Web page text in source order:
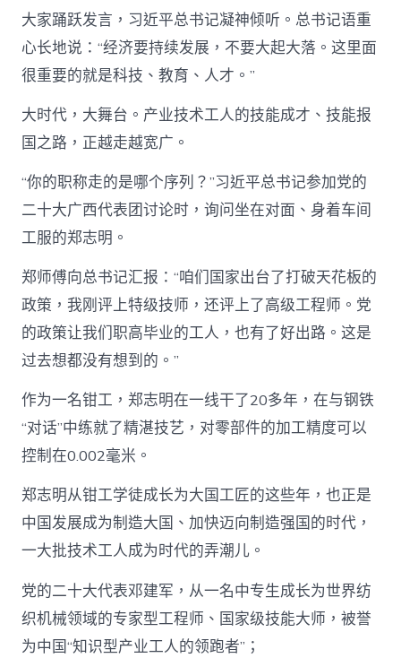
大家踊跃发言，习近平总书记凝神倾听。总书记语重
心长地说：“经济要持续发展，不要大起大落。这里面
很重要的就是科技、教育、人才。”
大时代，大舞台。产业技术工人的技能成才、技能报
国之路，正越走越宽广。
“你的职称走的是哪个序列？”习近平总书记参加党的
二十大广西代表团讨论时，询问坐在对面、身着车间
工服的郑志明。
郑师傅向总书记汇报：“咱们国家出台了打破天花板的
政策，我刚评上特级技师，还评上了高级工程师。党
的政策让我们职高毕业的工人，也有了好出路。这是
过去想都没有想到的。”
作为一名钳工，郑志明在一线干了20多年，在与钢铁
“对话”中练就了精湛技艺，对零部件的加工精度可以
控制在0.002毫米。
郑志明从钳工学徒成长为大国工匠的这些年，也正是
中国发展成为制造大国、加快迈向制造强国的时代，
一大批技术工人成为时代的弄潮儿。
党的二十大代表邓建军，从一名中专生成长为世界纺
织机械领域的专家型工程师、国家级技能大师，被誉
为中国“知识型产业工人的领跑者”；